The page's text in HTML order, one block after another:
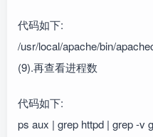
代码如下:
/usr/local/apache/bin/
(9).再查看进程数
代码如下:
ps aux | grep httpd | grep -v